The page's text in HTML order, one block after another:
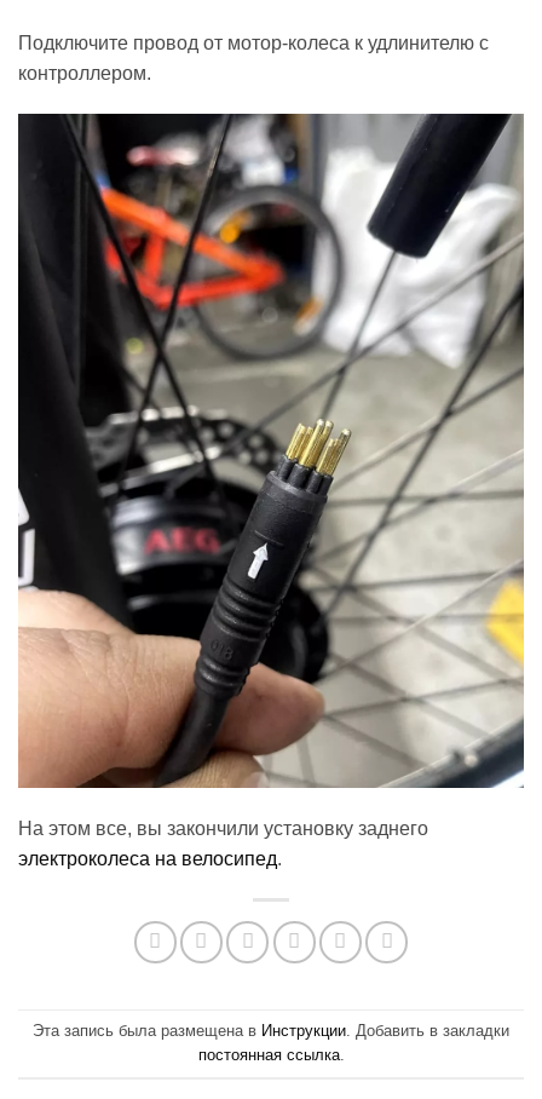
Подключите провод от мотор-колеса к удлинителю с
контроллером.
На этом все, вы закончили установку заднего
электроколеса на велосипед.
Эта запись была размещена в Инструкции . Добавить в закладки
постоянная ссылка.